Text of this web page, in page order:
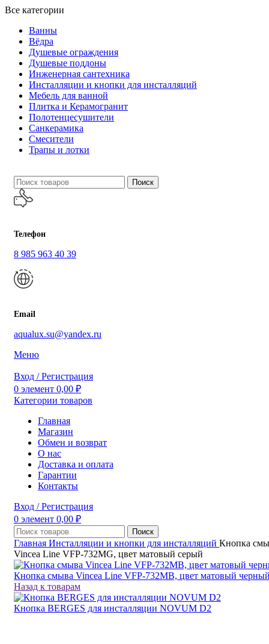
Все категории
Ванны
Вёдра
Душевые ограждения
Душевые поддоны
Инженерная сантехника
Инсталляции и кнопки для инсталляций
Мебель для ванной
Плитка и Керамогранит
Полотенцесушители
Санкерамика
Смесители
Трапы и лотки
Поиск
Телефон
8 985 963 40 39
Email
aqualux.su@yandex.ru
Меню
Вход / Регистрация
0 элемент 0,00 ₽
Категории товаров
Главная
Магазин
Обмен и возврат
О нас
Доставка и оплата
Гарантии
Контакты
Вход / Регистрация
0 элемент 0,00 ₽
Поиск
Главная Инсталляции и кнопки для инсталляций Кнопка
Vincea Line VFP-732MG, цвет матовый серый
Кнопка смыва Vincea Line VFP-732MB, цвет матовый
Назад к товарам
Кнопка BERGES для инсталляции NOVUM D2